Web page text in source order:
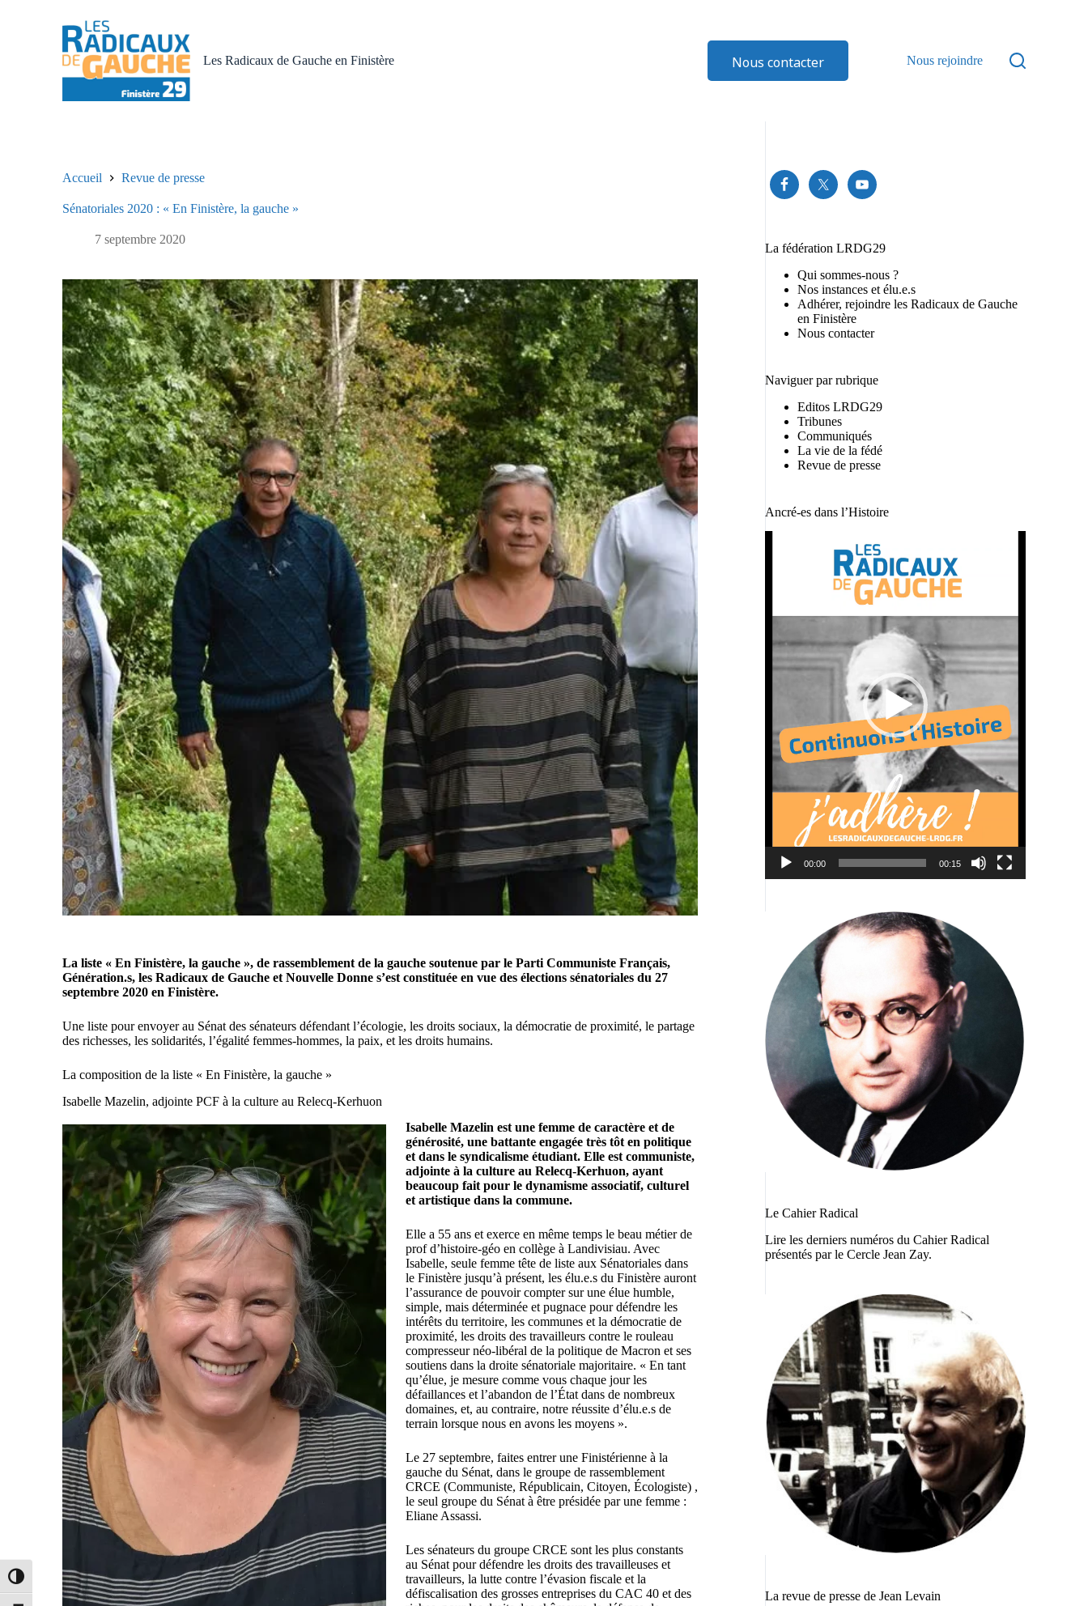
Passer en contraste élevé
Les Radicaux de Gauche en Finistère Nous contacter Nous rejoindre
Accueil Revue de presse
Sénatoriales 2020 : « En Finistère, la gauche »
7 septembre 2020
La liste « En Finistère, la gauche », de rassemblement de la gauche soutenue par le Parti Communiste Français,
Génération.s, les Radicaux de Gauche et Nouvelle Donne s’est constituée en vue des élections sénatoriales du 27
septembre 2020 en Finistère.
Une liste pour envoyer au Sénat des sénateurs défendant l’écologie, les droits sociaux, la démocratie de proximité, le partage
des richesses, les solidarités, l’égalité femmes-hommes, la paix, et les droits humains.
La composition de la liste « En Finistère, la gauche »
Isabelle Mazelin, adjointe PCF à la culture au Relecq-Kerhuon
Isabelle Mazelin est une femme de caractère et de
générosité, une battante engagée très tôt en politique
et dans le syndicalisme étudiant. Elle est communiste,
adjointe à la culture au Relecq-Kerhuon, ayant
beaucoup fait pour le dynamisme associatif, culturel
et artistique dans la commune.
Elle a 55 ans et exerce en même temps le beau métier de
prof d’histoire-géo en collège à Landivisiau. Avec
Isabelle, seule femme tête de liste aux Sénatoriales dans
le Finistère jusqu’à présent, les élu.e.s du Finistère auront
l’assurance de pouvoir compter sur une élue humble,
simple, mais déterminée et pugnace pour défendre les
intérêts du territoire, les communes et la démocratie de
proximité, les droits des travailleurs contre le rouleau
compresseur néo-libéral de la politique de Macron et ses
soutiens dans la droite sénatoriale majoritaire. « En tant
qu’élue, je mesure comme vous chaque jour les
défaillances et l’abandon de l’État dans de nombreux
domaines, et, au contraire, notre réussite d’élu.e.s de
terrain lorsque nous en avons les moyens ».
Le 27 septembre, faites entrer une Finistérienne à la
gauche du Sénat, dans le groupe de rassemblement
CRCE (Communiste, Républicain, Citoyen, Écologiste) ,
le seul groupe du Sénat à être présidée par une femme :
Eliane Assassi.
Les sénateurs du groupe CRCE sont les plus constants
au Sénat pour défendre les droits des travailleuses et
travailleurs, la lutte contre l’évasion fiscale et la
défiscalisation des grosses entreprises du CAC 40 et des
La fédération LRDG29
Qui sommes-nous ?
Nos instances et élu.e.s
Adhérer, rejoindre les Radicaux de Gauche
en Finistère
Nous contacter
Naviguer par rubrique
Editos LRDG29
Tribunes
Communiqués
La vie de la fédé
Revue de presse
Ancré-es dans l’Histoire
00:00 00:15
Le Cahier Radical
Lire les derniers numéros du Cahier Radical
présentés par le Cercle Jean Zay.
La revue de presse de Jean Levain